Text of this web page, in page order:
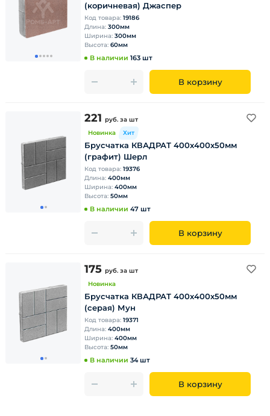
(коричневая) Джаспер
Код товара: 19186
Длина: 300мм
Ширина: 300мм
Высота: 60мм
В наличии 163 шт
В корзину
221 руб. за шт
Новинка
Хит
Брусчатка КВАДРАТ 400х400х50мм
(графит) Шерл
Код товара: 19376
Длина: 400мм
Ширина: 400мм
Высота: 50мм
В наличии 47 шт
В корзину
175 руб. за шт
Новинка
Брусчатка КВАДРАТ 400х400х50мм
(серая) Мун
Код товара: 19371
Длина: 400мм
Ширина: 400мм
Высота: 50мм
В наличии 34 шт
В корзину